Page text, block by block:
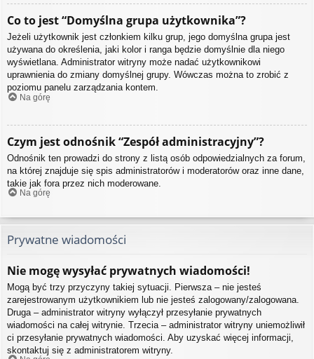
Co to jest “Domyślna grupa użytkownika”?
Jeżeli użytkownik jest członkiem kilku grup, jego domyślna grupa jest
używana do określenia, jaki kolor i ranga będzie domyślnie dla niego
wyświetlana. Administrator witryny może nadać użytkownikowi
uprawnienia do zmiany domyślnej grupy. Wówczas można to zrobić z
poziomu panelu zarządzania kontem.
Na górę
Czym jest odnośnik “Zespół administracyjny”?
Odnośnik ten prowadzi do strony z listą osób odpowiedzialnych za forum,
na której znajduje się spis administratorów i moderatorów oraz inne dane,
takie jak fora przez nich moderowane.
Na górę
Prywatne wiadomości
Nie mogę wysyłać prywatnych wiadomości!
Mogą być trzy przyczyny takiej sytuacji. Pierwsza – nie jesteś
zarejestrowanym użytkownikiem lub nie jesteś zalogowany/zalogowana.
Druga – administrator witryny wyłączył przesyłanie prywatnych
wiadomości na całej witrynie. Trzecia – administrator witryny uniemożliwił
ci przesyłanie prywatnych wiadomości. Aby uzyskać więcej informacji,
skontaktuj się z administratorem witryny.